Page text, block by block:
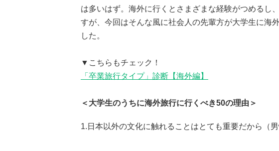
は多いはず。海外に行くとさまざまな経験がつめるし
すが、今回はそんな風に社会人の先輩方が大学生に海
した。
▼こちらもチェック！
「卒業旅行タイプ」診断【海外編】
＜大学生のうちに海外旅行に行くべき50の理由＞
1.日本以外の文化に触れることはとても重要だから（